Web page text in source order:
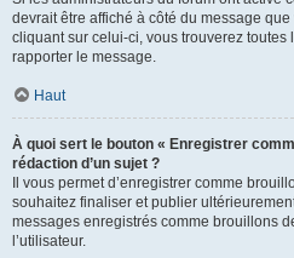
devrait être affiché à côté du message
cliquant sur celui-ci, vous trouverez toutes
rapporter le message.
Haut
À quoi sert le bouton « Enregistrer
rédaction d’un sujet ?
Il vous permet d’enregistrer comme
souhaitez finaliser et publier
messages enregistrés comme brouillons
l’utilisateur.